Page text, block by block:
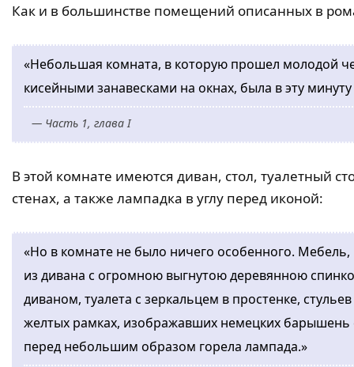
Как и в большинстве помещений описанных в
«Небольшая комната, в которую прошел молодой
кисейными занавесками на окнах, была в эту
— Часть 1, глава I
В этой комнате имеются диван, стол, туалетный
стенах, а также лампадка в углу перед иконой:
«Но в комнате не было ничего особенного. Мебель,
из дивана с огромною выгнутою деревянною
диваном, туалета с зеркальцем в простенке,
желтых рамках, изображавших немецких барышень
перед небольшим образом горела лампада.»